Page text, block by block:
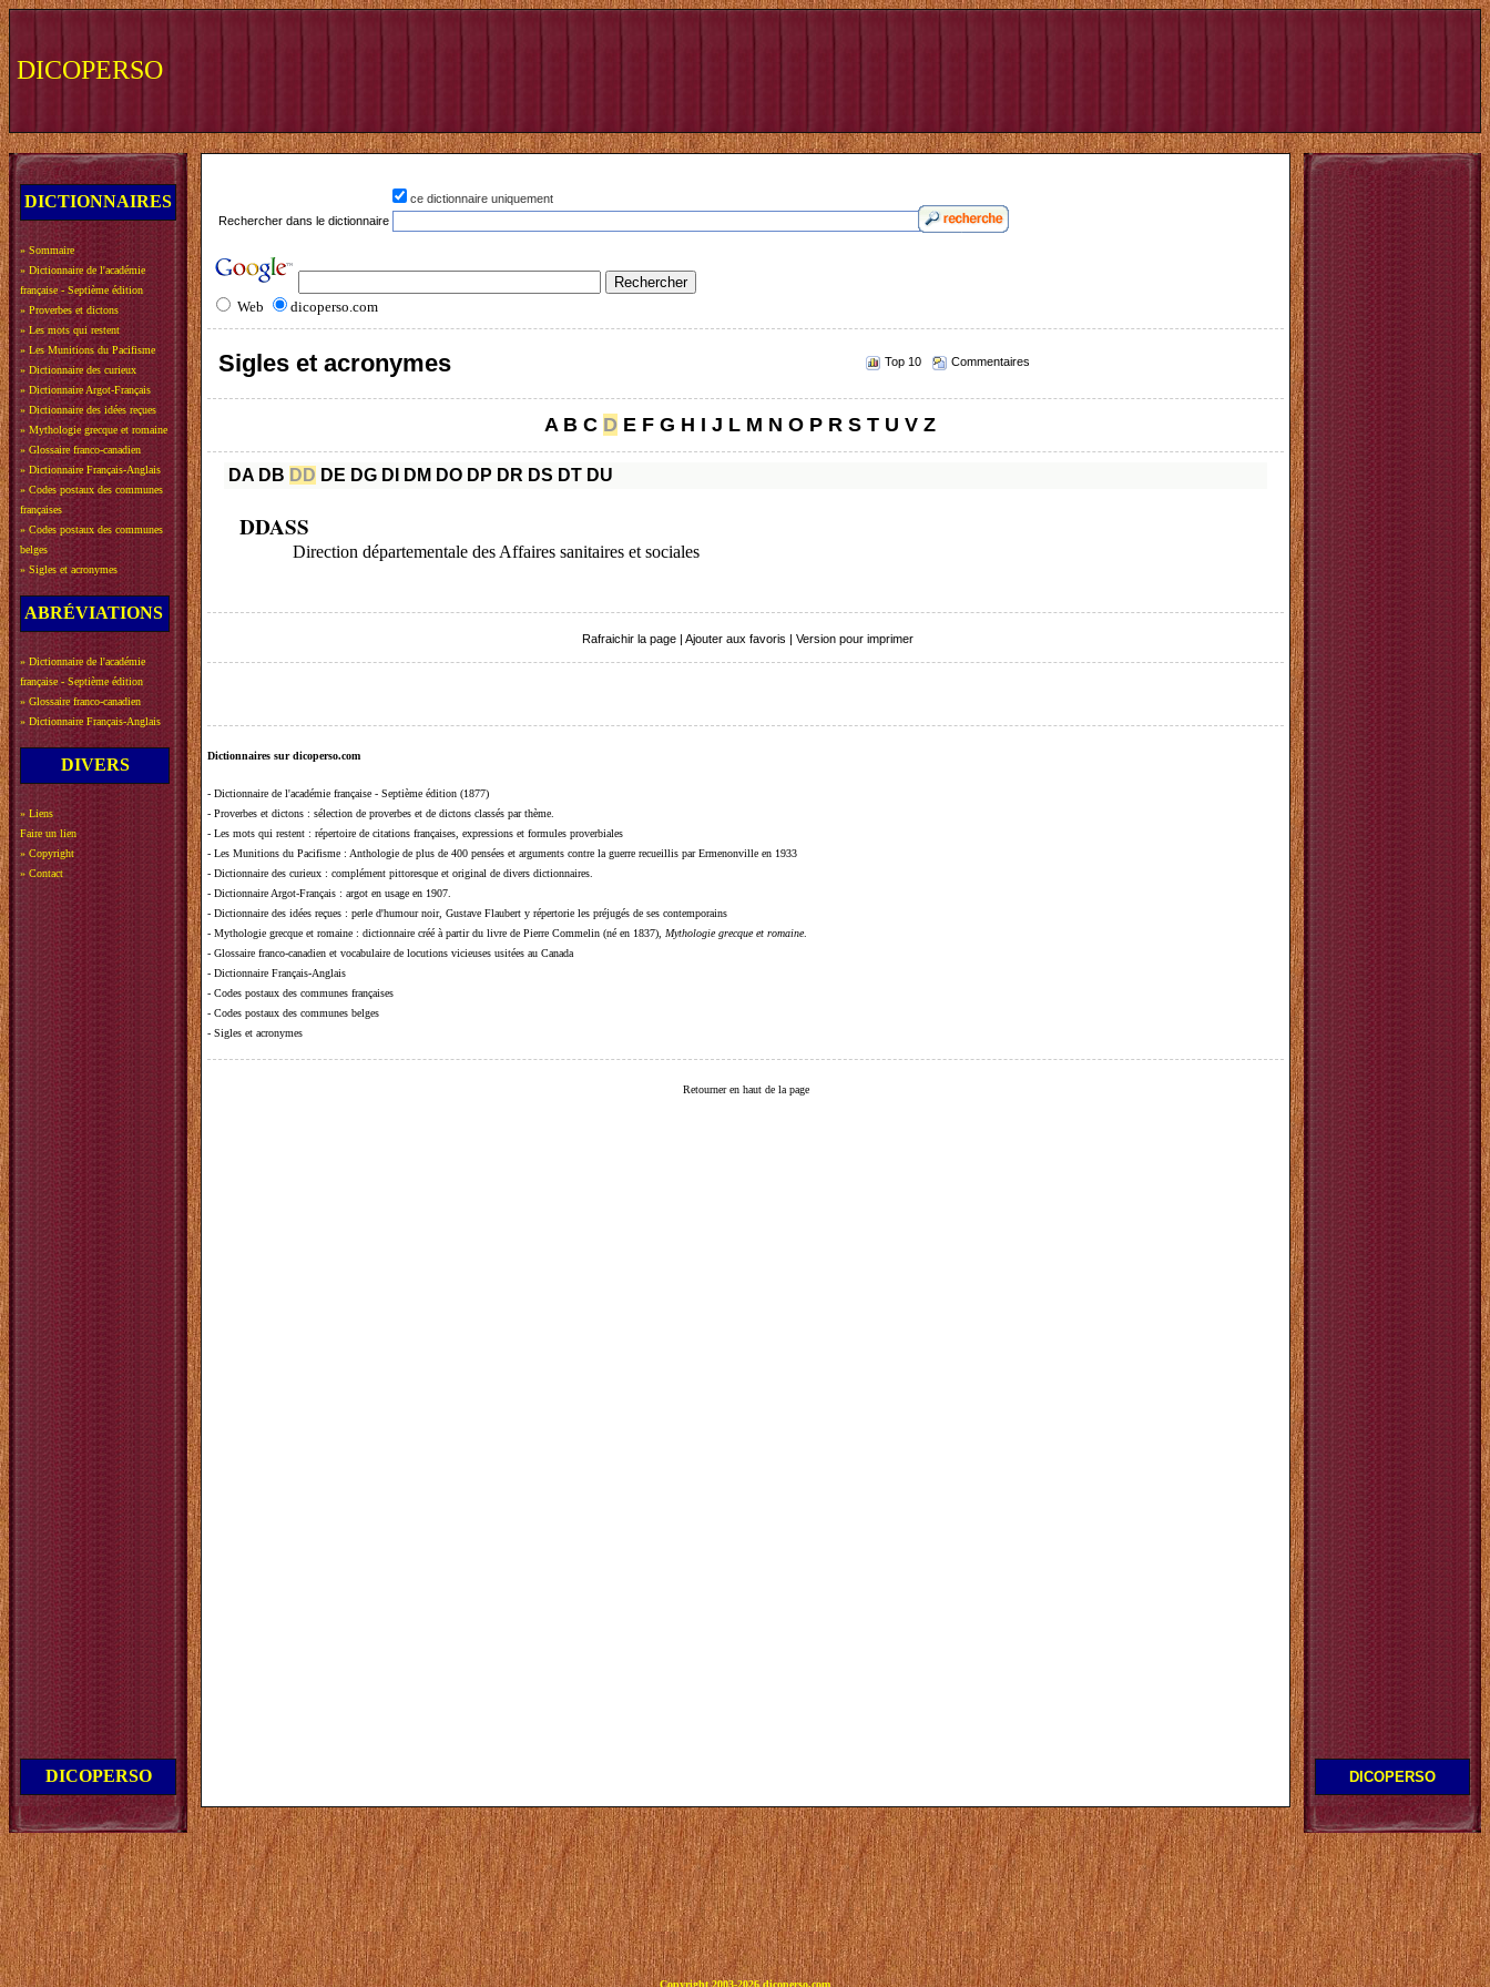
DICOPERSO
DICTIONNAIRES
» Sommaire
» Dictionnaire de l'académie
française - Septième édition
» Proverbes et dictons
» Les mots qui restent
» Les Munitions du Pacifisme
» Dictionnaire des curieux
» Dictionnaire Argot-Français
» Dictionnaire des idées reçues
» Mythologie grecque et romaine
» Glossaire franco-canadien
» Dictionnaire Français-Anglais
» Codes postaux des communes
françaises
» Codes postaux des communes
belges
» Sigles et acronymes
ABRÉVIATIONS
» Dictionnaire de l'académie
française - Septième édition
» Glossaire franco-canadien
» Dictionnaire Français-Anglais
DIVERS
» Liens
Faire un lien
» Copyright
» Contact
DICOPERSO
ce dictionnaire uniquement
Rechercher dans le dictionnaire
Web dicoperso.com
Sigles et acronymes Top 10 Commentaires
A B C D E F G H I J L M N O P R S T U V Z
DA DB DD DE DG DI DM DO DP DR DS DT DU
DDASS
Direction départementale des Affaires sanitaires et sociales
Rafraichir la page | Ajouter aux favoris | Version pour imprimer
Dictionnaires sur dicoperso.com
- Dictionnaire de l'académie française - Septième édition (1877)
- Proverbes et dictons : sélection de proverbes et de dictons classés par thème.
- Les mots qui restent : répertoire de citations françaises, expressions et formules proverbiales
- Les Munitions du Pacifisme : Anthologie de plus de 400 pensées et arguments contre la guerre recueillis par Ermenonville en 1933
- Dictionnaire des curieux : complément pittoresque et original de divers dictionnaires.
- Dictionnaire Argot-Français : argot en usage en 1907.
- Dictionnaire des idées reçues : perle d'humour noir, Gustave Flaubert y répertorie les préjugés de ses contemporains
- Mythologie grecque et romaine : dictionnaire créé à partir du livre de Pierre Commelin (né en 1837), Mythologie grecque et romaine.
- Glossaire franco-canadien et vocabulaire de locutions vicieuses usitées au Canada
- Dictionnaire Français-Anglais
- Codes postaux des communes françaises
- Codes postaux des communes belges
- Sigles et acronymes
Retourner en haut de la page
DICOPERSO
Copyright 2003-2026 dicoperso.com